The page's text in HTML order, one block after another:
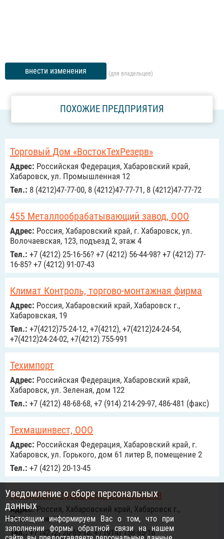
внести изменения (для владельцев)
ПОХОЖИЕ ПРЕДПРИЯТИЯ
Торговый Дом «ВостокТехРезерв»
Адрес: Российcкая Федерация, Хабаровский край,
Хабаровск, ул. Промышленная 12
Тел.: 8 (4212)47-77-00, 8 (4212)47-77-71, 8 (4212)47-77-72
455 Металлообрабатывающий завод, ООО
Адрес: Россия, Хабаровский край, г. Хабаровск, ул.
Волочаевская, 123, подъезд 2, этаж 4
Тел.: +7 (4212) 25-16-56? +7 (4212) 56-44-98? +7 (4212) 77-
16-85? +7 (4212) 91-07-43
Климат Контроль, торгово-монтажная фирма
Адрес: Россия, Хабаровский край, Хабаровск г.,
Хабаровская, 19
Тел.: +7(4212)75-24-12, +7(4212), +7(4212)24-24-54,
+7(4212)24-24-02, +7(4212) 755-991
Техимпорт
Адрес: Российcкая Федерация, Хабаровский край,
Хабаровск, ул. Зеленая, дом 122
Тел.: +7 (4212) 48-68-68, +7 (914) 214-29-97, 486-481 (факс)
Техмашинвест, ООО
Адрес: Российcкая Федерация, Хабаровский край, г.
Хабаровск, ул. Горького, дом 61 литер В, помещение 2
Тел.: +7 (4212) 20-13-45
ГрандЛайн, транспортная компания
Адрес:Россия, Хабаровский край, Хабаровск г.,
Планерная, 1Б
Тел.:+7 (4212) 20-65-16, +7 (914) 158-65-16
Уведомление о сборе персональных
данных
Настоящим информируем Вас о том, что при
заполнении формы обратной связи на нашем